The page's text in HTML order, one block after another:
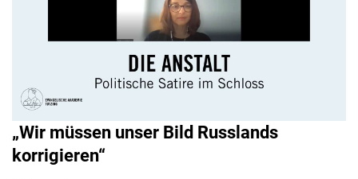
„Wir müssen unser Bild Russlands
korrigieren“